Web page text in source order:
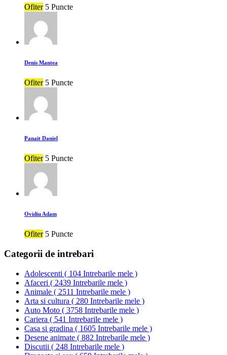
Ofiter 5 Puncte
Denis Mantea
Ofiter 5 Puncte
Panait Daniel
Ofiter 5 Puncte
Ovidiu Adam
Ofiter 5 Puncte
Categorii de intrebari
Adolescenti ( 104 Intrebarile mele )
Afaceri ( 2439 Intrebarile mele )
Animale ( 2511 Intrebarile mele )
Arta si cultura ( 280 Intrebarile mele )
Auto Moto ( 3758 Intrebarile mele )
Cariera ( 541 Intrebarile mele )
Casa si gradina ( 1605 Intrebarile mele )
Desene animate ( 882 Intrebarile mele )
Discutii ( 248 Intrebarile mele )